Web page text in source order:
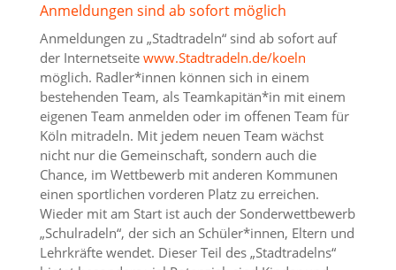
Anmeldungen sind ab sofort möglich
Anmeldungen zu „Stadtradeln“ sind ab sofort auf
der Internetseite www.Stadtradeln.de/koeln
möglich. Radler*innen können sich in einem
bestehenden Team, als Teamkapitän*in mit einem
eigenen Team anmelden oder im offenen Team für
Köln mitradeln. Mit jedem neuen Team wächst
nicht nur die Gemeinschaft, sondern auch die
Chance, im Wettbewerb mit anderen Kommunen
einen sportlichen vorderen Platz zu erreichen.
Wieder mit am Start ist auch der Sonderwettbewerb
„Schulradeln“, der sich an Schüler*innen, Eltern und
Lehrkräfte wendet. Dieser Teil des „Stadtradelns“